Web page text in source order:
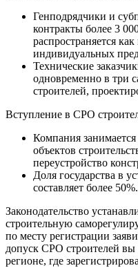
Генподрядчики и
контракты более 3
распространяется
индивидуальных
Технические
одновременно в три
строителей,
Вступление в СРО
Компания
объектов
переустройство
Доля государства в
составляет более 50%.
Законодательство
строительную
по месту регистрации
допуск СРО строителей
регионе, где